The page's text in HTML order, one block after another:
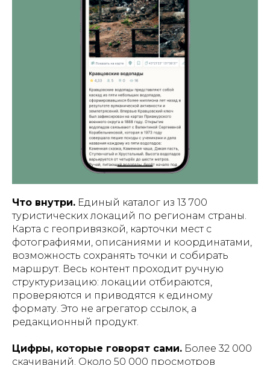
Что внутри. Единый каталог из 13 700
туристических локаций по регионам страны.
Карта с геопривязкой, карточки мест с
фотографиями, описаниями и координатами,
возможность сохранять точки и собирать
маршрут. Весь контент проходит ручную
структуризацию: локации отбираются,
проверяются и приводятся к единому
формату. Это не агрегатор ссылок, а
редакционный продукт.
Цифры, которые говорят сами. Более 32 000
скачиваний. Около 50 000 просмотров